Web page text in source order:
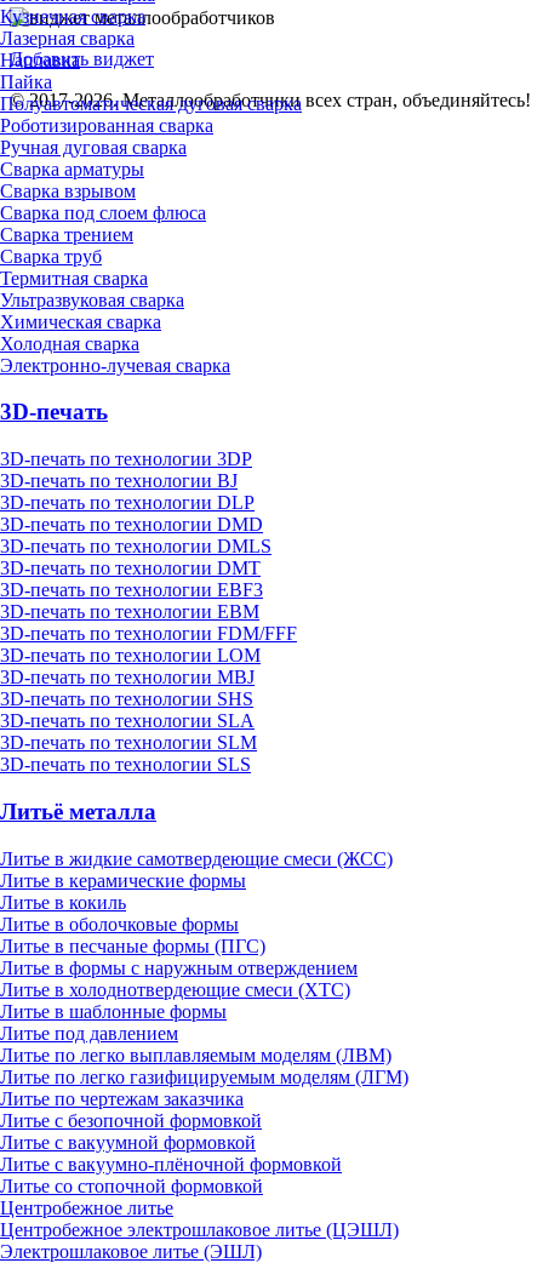
Кузнечная сварка
Лазерная сварка
Наплавка
Пайка
Полуавтоматическая дуговая сварка
Роботизированная сварка
Ручная дуговая сварка
Сварка арматуры
Сварка взрывом
Сварка под слоем флюса
Сварка трением
Сварка труб
Термитная сварка
Ультразвуковая сварка
Химическая сварка
Холодная сварка
Электронно-лучевая сварка
3D-печать
3D-печать по технологии 3DP
3D-печать по технологии BJ
3D-печать по технологии DLP
3D-печать по технологии DMD
3D-печать по технологии DMLS
3D-печать по технологии DMT
3D-печать по технологии EBF3
3D-печать по технологии EBM
3D-печать по технологии FDM/FFF
3D-печать по технологии LOM
3D-печать по технологии MBJ
3D-печать по технологии SHS
3D-печать по технологии SLA
3D-печать по технологии SLM
3D-печать по технологии SLS
Литьё металла
Литье в жидкие самотвердеющие смеси (ЖСС)
Литье в керамические формы
Литье в кокиль
Литье в оболочковые формы
Литье в песчаные формы (ПГС)
Литье в формы с наружным отверждением
Литье в холоднотвердеющие смеси (ХТС)
Литье в шаблонные формы
Литье под давлением
Литье по легко выплавляемым моделям (ЛВМ)
Литье по легко газифицируемым моделям (ЛГМ)
Литье по чертежам заказчика
Литье с безопочной формовкой
Литье с вакуумной формовкой
Литье с вакуумно-плёночной формовкой
Литье со стопочной формовкой
Центробежное литье
Центробежное электрошлаковое литье (ЦЭШЛ)
Электрошлаковое литье (ЭШЛ)
Добавить виджет
© 2017-2026. Металлообработчики всех стран, объединяйтесь!